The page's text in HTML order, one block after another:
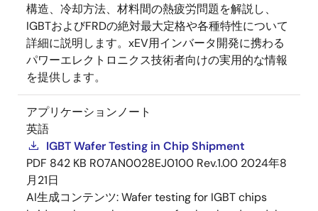
構造、冷却方法、材料間の熱疲労問題を解説し、
IGBTおよびFRDの絶対最大定格や各種特性について
詳細に説明します。xEV用インバータ開発に携わる
パワーエレクトロニクス技術者向けの実用的な情報
を提供します。
アプリケーションノート
英語
IGBT Wafer Testing in Chip Shipment
PDF 842 KB R07AN0028EJ0100 Rev.1.00 2024年8
月21日
AI生成コンテンツ:Wafer testing for IGBT chips